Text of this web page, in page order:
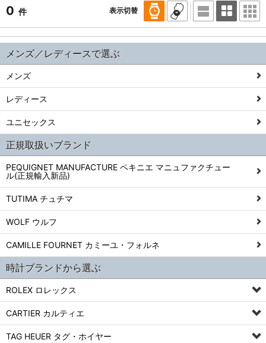
0 件 表示切替
メンズ／レディースで選ぶ
メンズ
レディース
ユニセックス
正規取扱いブランド
PEQUIGNET MANUFACTURE ペキニエ マニュファクチュー
ル(正規輸入新品)
TUTIMA チュチマ
WOLF ウルフ
CAMILLE FOURNET カミーユ・フォルネ
時計ブランドから選ぶ
ROLEX ロレックス
CARTIER カルティエ
TAG HEUER タグ・ホイヤー